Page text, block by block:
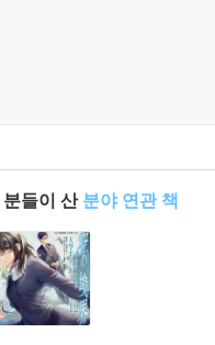
분들이 산 분야 연관 책